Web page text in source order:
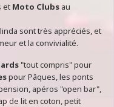
et Moto Clubs au
sont très appréciés, et
et la convivialité.
"tout compris" pour
pour Pâques, les ponts
apéros "open bar",
de lit en coton, petit